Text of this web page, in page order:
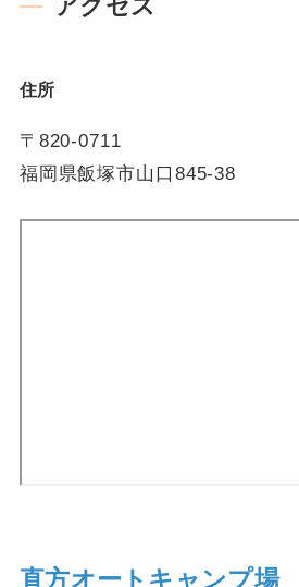
アクセス
住所
〒820-0711
福岡県飯塚市山口845-38
直方オートキャンプ場